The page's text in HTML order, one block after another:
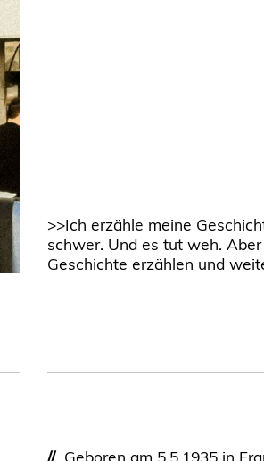
>>Ich erzähle meine
schwer. Und es tut weh.
Geschichte erzählen und
// Geboren am 5.5.1935 in